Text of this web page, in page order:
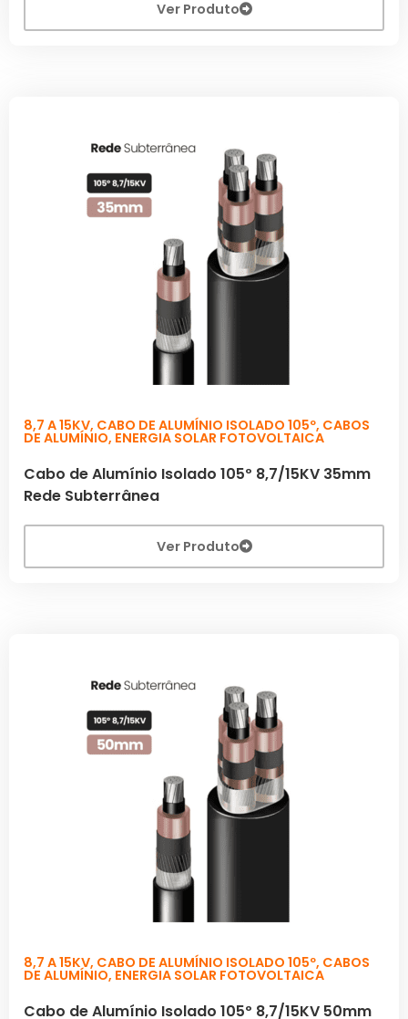
Ver Produto
8,7 A 15KV, CABO DE ALUMÍNIO ISOLADO 105º, CABOS
DE ALUMÍNIO, ENERGIA SOLAR FOTOVOLTAICA
Cabo de Alumínio Isolado 105º 8,7/15KV 35mm
Rede Subterrânea
Ver Produto
8,7 A 15KV, CABO DE ALUMÍNIO ISOLADO 105º, CABOS
DE ALUMÍNIO, ENERGIA SOLAR FOTOVOLTAICA
Cabo de Alumínio Isolado 105º 8,7/15KV 50mm